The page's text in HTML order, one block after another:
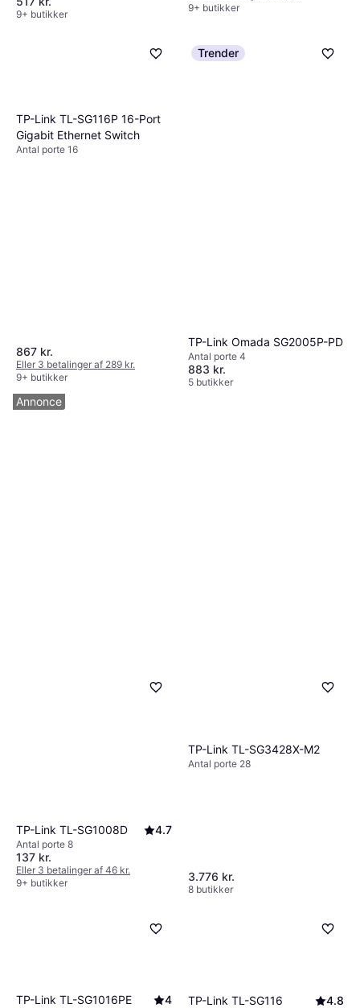
9+ butikker
9+ butikker
TP-Link TL-SG116P 16-Port
Gigabit Ethernet Switch
Antal porte 16
867 kr.
Eller 3 betalinger af 289 kr.
9+ butikker
Trender
TP-Link Omada SG2005P-PD
Antal porte 4
883 kr.
5 butikker
TP-Link TL-SG1008D 4.7
Antal porte 8
137 kr.
Eller 3 betalinger af 46 kr.
9+ butikker
TP-Link TL-SG3428X-M2
Antal porte 28
3.776 kr.
8 butikker
TP-Link TL-SG1016PE 4 TP-Link TL-SG116 4.8
Annonce